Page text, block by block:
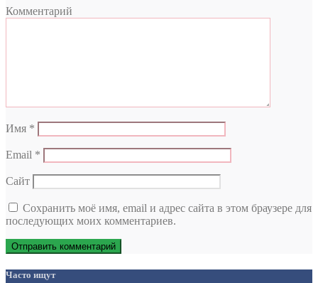
Комментарий
Имя *
Email *
Сайт
Сохранить моё имя, email и адрес сайта в этом браузере для
последующих моих комментариев.
Часто ищут